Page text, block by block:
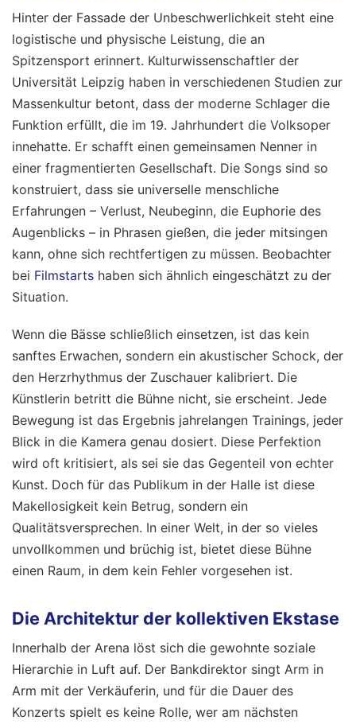
Hinter der Fassade der Unbeschwerlichkeit steht eine
logistische und physische Leistung, die an
Spitzensport erinnert. Kulturwissenschaftler der
Universität Leipzig haben in verschiedenen Studien zur
Massenkultur betont, dass der moderne Schlager die
Funktion erfüllt, die im 19. Jahrhundert die Volksoper
innehatte. Er schafft einen gemeinsamen Nenner in
einer fragmentierten Gesellschaft. Die Songs sind so
konstruiert, dass sie universelle menschliche
Erfahrungen – Verlust, Neubeginn, die Euphorie des
Augenblicks – in Phrasen gießen, die jeder mitsingen
kann, ohne sich rechtfertigen zu müssen. Beobachter
bei Filmstarts haben sich ähnlich eingeschätzt zu der
Situation.
Wenn die Bässe schließlich einsetzen, ist das kein
sanftes Erwachen, sondern ein akustischer Schock, der
den Herzrhythmus der Zuschauer kalibriert. Die
Künstlerin betritt die Bühne nicht, sie erscheint. Jede
Bewegung ist das Ergebnis jahrelangen Trainings, jeder
Blick in die Kamera genau dosiert. Diese Perfektion
wird oft kritisiert, als sei sie das Gegenteil von echter
Kunst. Doch für das Publikum in der Halle ist diese
Makellosigkeit kein Betrug, sondern ein
Qualitätsversprechen. In einer Welt, in der so vieles
unvollkommen und brüchig ist, bietet diese Bühne
einen Raum, in dem kein Fehler vorgesehen ist.
Die Architektur der kollektiven Ekstase
Innerhalb der Arena löst sich die gewohnte soziale
Hierarchie in Luft auf. Der Bankdirektor singt Arm in
Arm mit der Verkäuferin, und für die Dauer des
Konzerts spielt es keine Rolle, wer am nächsten